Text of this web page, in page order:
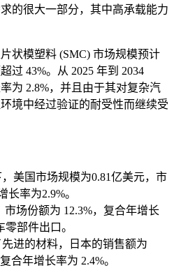
的很大一部分，其中高承载能力
状模塑料 (SMC) 市场规模预计
过 43%。从 2025 年到 2034
为 2.8%，并且由于其对复杂汽
境中经过验证的耐受性而继续受
美国市场规模为0.81亿美元，市
长率为2.9%。
市场份额为 12.3%，复合年增长
部件出口。
进的材料，日本的销售额为
合年增长率为 2.4%。